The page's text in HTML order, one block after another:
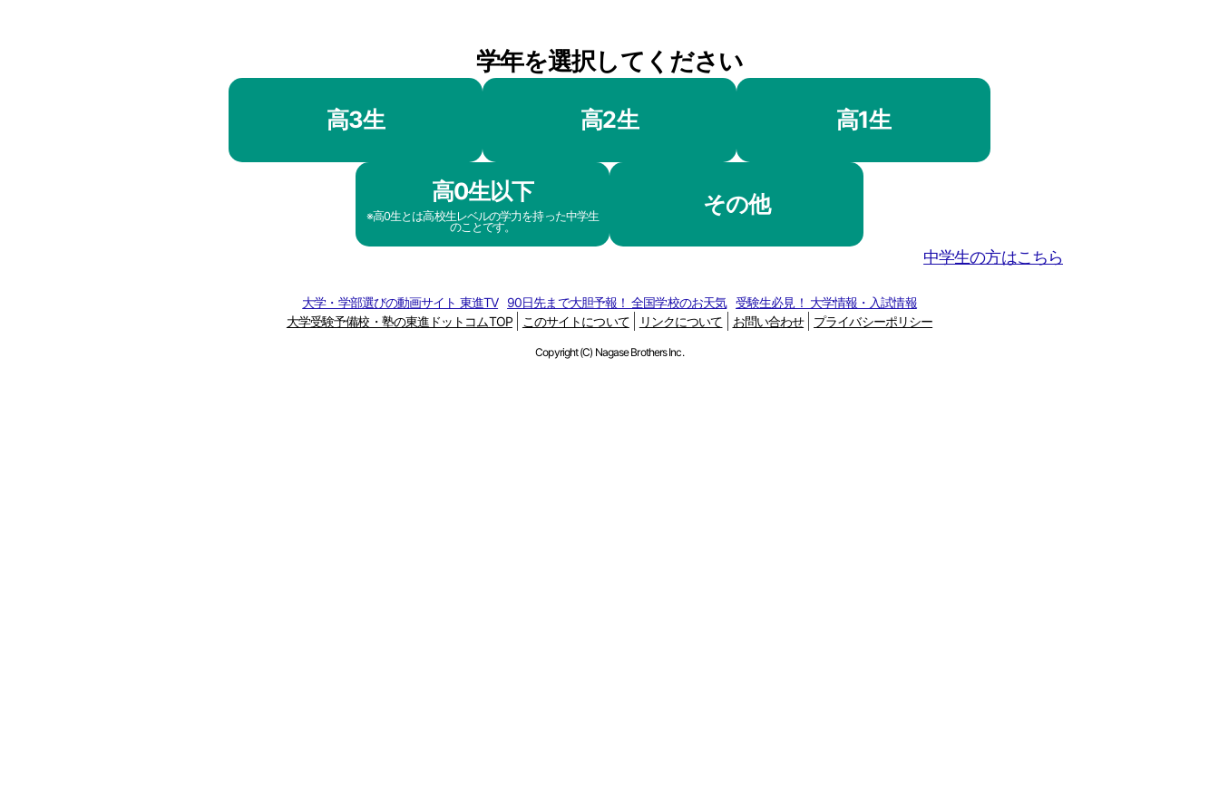
学年を選択してください
高3生 高2生 高1生
高0生以下
※高0生とは高校生レベルの学力を持った中学生
のことです。
その他
中学生の方はこちら
大学・学部選びの動画サイト 東進TV 90日先まで大胆予報！ 全国学校のお天気 受験生必見！ 大学情報・入試情報
大学受験予備校・塾の東進ドットコムTOP
このサイトについて リンクについて お問い合わせ プライバシーポリシー
Copyright (C) Nagase Brothers Inc.